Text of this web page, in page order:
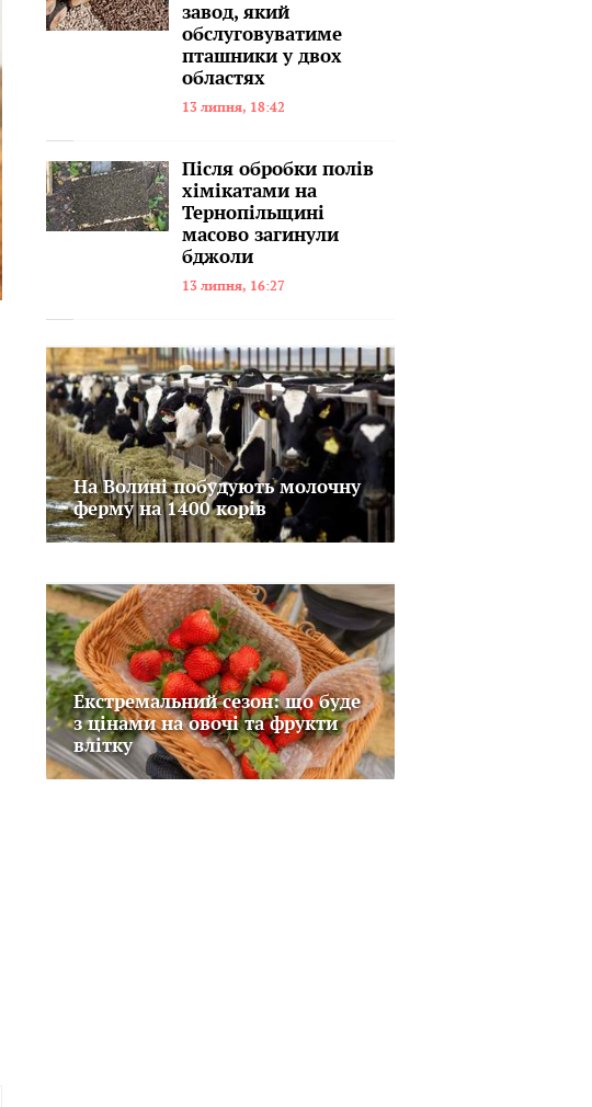
завод, який
обслуговуватиме
пташники у двох
областях
13 липня, 18:42
Після обробки полів
хімікатами на
Тернопільщині
масово загинули
бджоли
13 липня, 16:27
На Волині побудують молочну
ферму на 1400 корів
Екстремальний сезон: що буде
з цінами на овочі та фрукти
влітку